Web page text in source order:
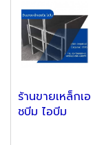
ร้านขายเหล็กเอ
ชบีม ไอบีม